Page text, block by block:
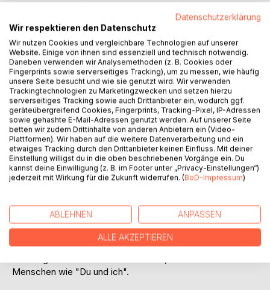
eigene, vielfältige Erfahrung miteinbezieht.
Da jeder Mensch seine eigene Wahrheit in sich trägt, war
mir wichtig, nicht nur meine eigene Sichtweise
aufzuzeigen, sondern auch Berichte von anderen
Menschen mit Kundalini Erfahrungen einzubinden.
Die eigene Wahrheit jedes einzelnen von uns gilt es immer
zu berücksichtigen, das wusste man schon zur Zeit der
Templerorden.
Da wir im "Jetzt" leben und nicht mehr in den vergangenen
Epochen, dürfen nun immer mehr Menschen Erfahrungen
mit der Kundalini (Heiliger Geist/Taube, Drachen-Kraft,
In früheren Zeiten war dies den Mystikern, die im Kloster
verweilten, vorbehalten. Doch heutzutage machen diese
wundervolle, abenteuerliche und phasenweise sehr
Menschen wie "Du und ich".
Datenschutzerklärung
Wir respektieren den Datenschutz
Wir nutzen Cookies und vergleichbare Technologien auf unserer
Website. Einige von ihnen sind essenziell und technisch notwendig.
Daneben verwenden wir Analysemethoden (z. B. Cookies oder
Fingerprints sowie serverseitiges Tracking), um zu messen, wie häufig
unsere Seite besucht und wie sie genutzt wird. Wir verwenden
Trackingtechnologien zu Marketingzwecken und setzen hierzu
serverseitiges Tracking sowie auch Drittanbieter ein, wodurch ggf.
geräteübergreifend Cookies, Fingerprints, Tracking-Pixel, IP-Adressen
sowie gehashte E-Mail-Adressen genutzt werden. Auf unserer Seite
betten wir zudem Drittinhalte von anderen Anbietern ein (Video-
Plattformen). Wir haben auf die weitere Datenverarbeitung und ein
etwaiges Tracking durch den Drittanbieter keinen Einfluss. Mit deiner
Einstellung willigst du in die oben beschriebenen Vorgänge ein. Du
kannst deine Einwilligung (z. B. im Footer unter „Privacy-Einstellungen“)
jederzeit mit Wirkung für die Zukunft widerrufen. (BoD-Impressum)
ABLEHNEN ANPASSEN
ALLE AKZEPTIEREN